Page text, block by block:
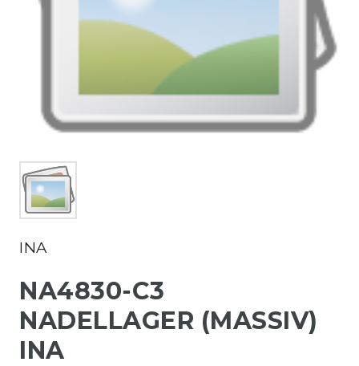
INA
NA4830-C3
NADELLAGER (MASSIV)
INA